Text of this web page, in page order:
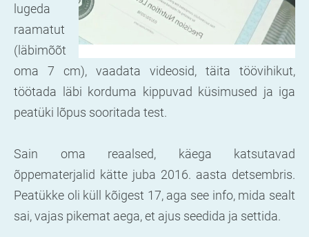
lugeda
raamatut
(läbimõõt
oma 7 cm), vaadata videosid, täita töövihikut,
töötada läbi korduma kippuvad küsimused ja iga
peatüki lõpus sooritada test.
Sain oma reaalsed, käega katsutavad
õppematerjalid kätte juba 2016. aasta detsembris.
Peatükke oli küll kõigest 17, aga see info, mida sealt
sai, vajas pikemat aega, et ajus seedida ja settida.